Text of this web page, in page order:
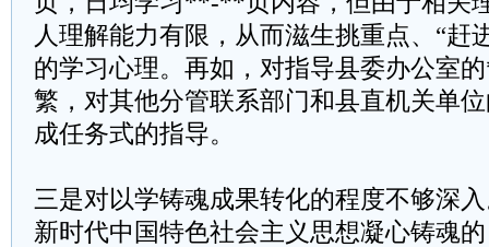
人理解能力有限，从而滋生挑重点、“赶
的学习心理。再如，对指导县委办公室
繁，对其他分管联系部门和县直机关单
成任务式的指导。
三是对以学铸魂成果转化的程度不够深
新时代中国特色社会主义思想凝心铸魂